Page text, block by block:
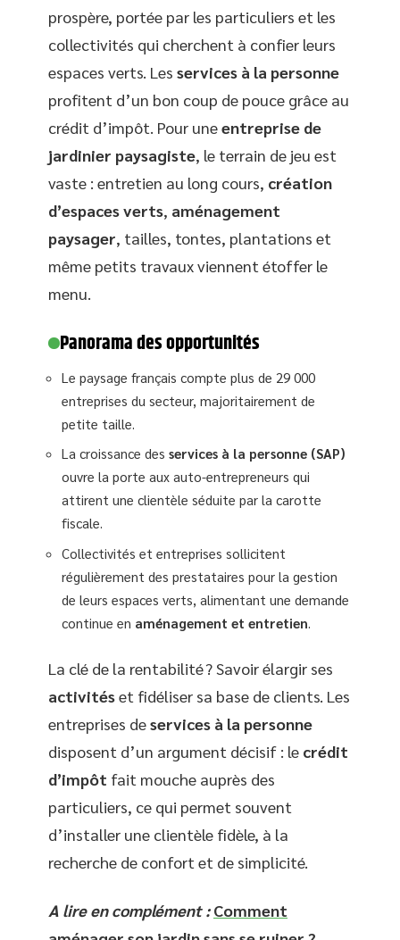
prospère, portée par les particuliers et les
collectivités qui cherchent à confier leurs
espaces verts. Les services à la personne
profitent d’un bon coup de pouce grâce au
crédit d’impôt. Pour uneentreprise de
jardinier paysagiste, le terrain de jeu est
vaste : entretien au long cours, création
d’espaces verts, aménagement
paysager, tailles, tontes, plantations et
même petits travaux viennent étoffer le
menu.
Panorama des opportunités
Le paysage français compte plus de 29 000
entreprises du secteur, majoritairement de
petite taille.
La croissance des services à la personne (SAP)
ouvre la porte aux auto-entrepreneurs qui
attirent une clientèle séduite par la carotte
fiscale.
Collectivités et entreprises sollicitent
régulièrement des prestataires pour la gestion
de leurs espaces verts, alimentant une demande
continue en aménagement et entretien
La clé de la rentabilité ? Savoir élargir ses
activitéset fidéliser sa base de clients. Les
entreprises deservices à la personne
disposent d’un argument décisif : le crédit
d’impôt fait mouche auprès des
particuliers, ce qui permet souvent
d’installer une clientèle fidèle, à la
recherche de confort et de simplicité.
A lire en complément : Comment